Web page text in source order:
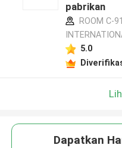
pabrikan
ROOM C-
5.0
Dapatkan